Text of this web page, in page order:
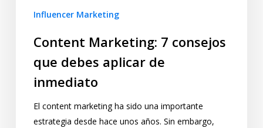
Influencer Marketing
Content Marketing: 7 consejos
que debes aplicar de
inmediato
El content marketing ha sido una importante
estrategia desde hace unos años. Sin embargo,